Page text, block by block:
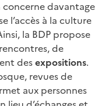
concerne davantage
l’accès à la culture
la BDP propose
de
desexpositions.
revues de
aux personnes